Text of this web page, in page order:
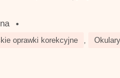
•
oprawki korekcyjne